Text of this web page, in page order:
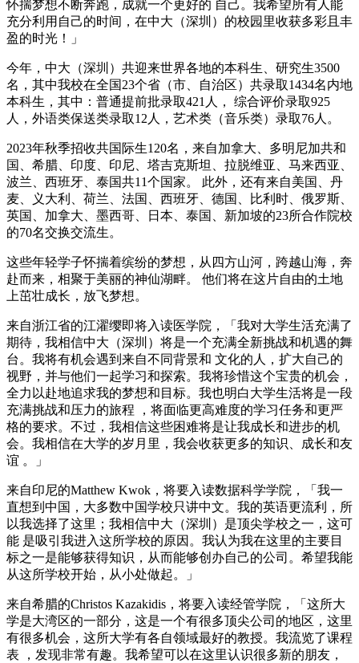
怀揣梦想不断奔跑，成就一个更好的 自己。我希望所有人能
充分利用自己的时间，在中大（深圳）的校园里收获多彩且丰
盈的时光！」
今年，中大（深圳）共迎来世界各地的本科生、研究生3500
名，其中我校在全国23个省（市、自治区）共录取1434名内地
本科生，其中：普通提前批录取421人， 综合评价录取925
人，外语类保送类录取12人，艺术类（音乐类）录取76人。
2023年秋季招收共国际生120名，来自加拿大、多明尼加共和
国、希腊、印度、印尼、塔吉克斯坦、拉脱维亚、马来西亚、
波兰、西班牙、泰国共11个国家。 此外，还有来自美国、丹
麦、义大利、荷兰、法国、西班牙、德国、比利时、俄罗斯、
英国、加拿大、墨西哥、日本、泰国、新加坡的23所合作院校
的70名交换交流生。
这些年轻学子怀揣着缤纷的梦想，从四方山河，跨越山海，奔
赴而来，相聚于美丽的神仙湖畔。 他们将在这片自由的土地
上茁壮成长，放飞梦想。
来自浙江省的江濯缨即将入读医学院，「我对大学生活充满了
期待，我相信中大（深圳）将是一个充满全新挑战和机遇的舞
台。我将有机会遇到来自不同背景和 文化的人，扩大自己的
视野，并与他们一起学习和探索。我将珍惜这个宝贵的机会，
全力以赴地追求我的梦想和目标。我也明白大学生活将是一段
充满挑战和压力的旅程 ，将面临更高难度的学习任务和更严
格的要求。不过，我相信这些困难将是让我成长和进步的机
会。我相信在大学的岁月里，我会收获更多的知识、成长和友
谊 。」
来自印尼的Matthew Kwok，将要入读数据科学学院，「我一
直想到中国，大多数中国学校只讲中文。我的英语更流利，所
以我选择了这里；我相信中大（深圳）是顶尖学校之一，这可
能 是吸引我进入这所学校的原因。我认为我在这里的主要目
标之一是能够获得知识，从而能够创办自己的公司。希望我能
从这所学校开始，从小处做起。」
来自希腊的Christos Kazakidis，将要入读经管学院，「这所大
学是大湾区的一部分，这是一个有很多顶尖公司的地区，这里
有很多机会，这所大学有各自领域最好的教授。我流览了课程
表 ，发现非常有趣。我希望可以在这里认识很多新的朋友，